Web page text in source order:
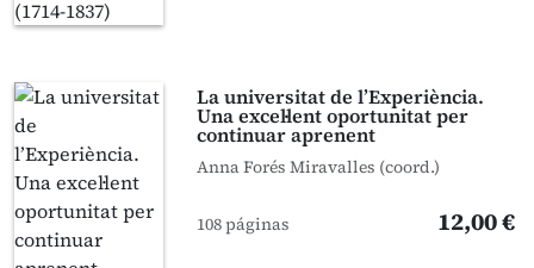
La universitat de l’Experiència.
Una excel·lent oportunitat per
continuar aprenent
Anna Forés Miravalles (coord.)
108 páginas 12,00 €